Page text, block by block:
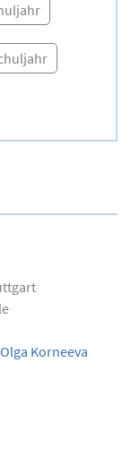
Olga Korneeva